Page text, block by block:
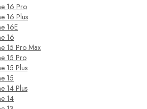
16 Pro
16 Plus
16E
16
15 Pro Max
15 Pro
15 Plus
15
14 Plus
14